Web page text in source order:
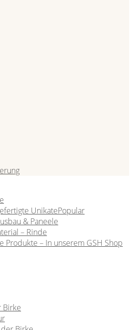
Unikate
& Paneele
– Rinde
Produkte – In unserem GSH Shop
Birke